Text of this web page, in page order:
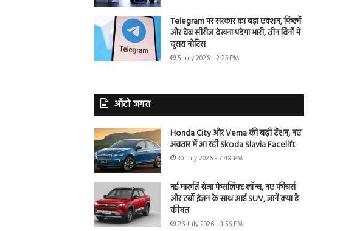
Telegram पर सरकार का बड़ा एक्शन, फिल्में
और वेब सीरीज देखना पड़ेगा भारी, तीन दिनों में
दूसरा नोटिस
5 July 2026 - 2:25 PM
ऑटो जगत
Honda City और Verna की बढ़ी टेंशन, नए
अवतार में आ रही Skoda Slavia Facelift
30 July 2026 - 7:48 PM
नई मारुति ब्रेजा फेसलिफ्ट लॉन्च, नए फीचर्स
और टर्बो इंजन के साथ आई SUV, जानें क्या है
कीमत
26 July 2026 - 3:56 PM